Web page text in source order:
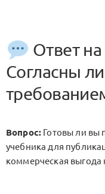
Ответ
Согласны
Вопрос: Готовы ли вы
учебника для
коммерческая выгода